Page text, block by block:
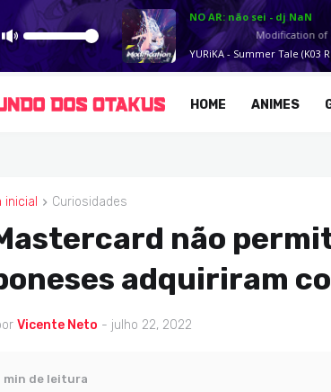
HOME ANIMES
inicial Curiosidades
não
adquiriram
Vicente Neto - julho 22, 2022
min de leitura